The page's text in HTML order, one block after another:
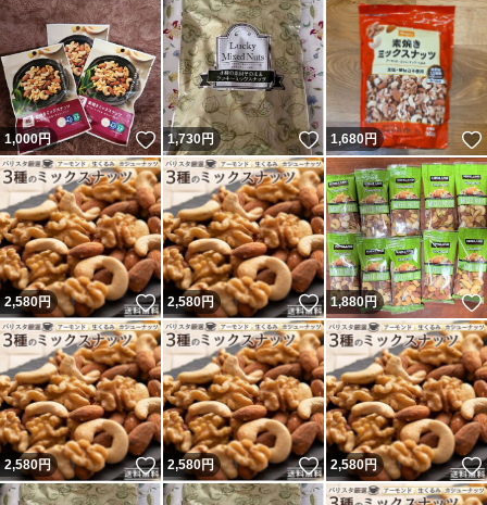
1,000円 いいね！
1,730円 いいね！
1,680円
2,580円 いいね！
2,580円 いいね！
1,880円
2,580円 いいね！
2,580円 いいね！
2,580円